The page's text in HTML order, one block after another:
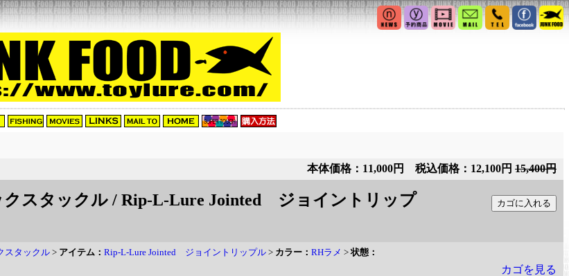
本体価格：11,000円 税込価格：12,100円 15,400円
スタックル / Rip-L-Lure Jointed ジョイントリップ
スタックル > アイテム： Rip-L-Lure Jointed ジョイントリップル > カラー： RHラメ >状態：
カゴを見る